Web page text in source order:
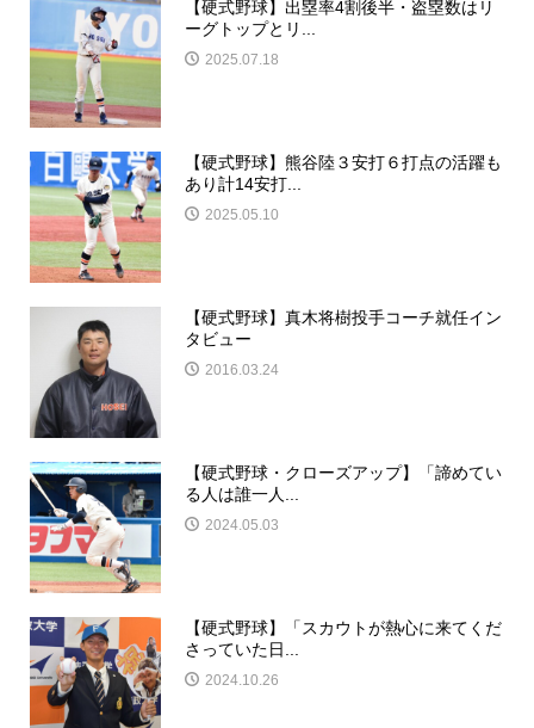
【硬式野球】出塁率4割後半・盗塁数はリ
ーグトップとリ...
2025.07.18
【硬式野球】熊谷陸３安打６打点の活躍も
あり計14安打...
2025.05.10
【硬式野球】真木将樹投手コーチ就任イン
タビュー
2016.03.24
【硬式野球・クローズアップ】「諦めてい
る人は誰一人...
2024.05.03
【硬式野球】「スカウトが熱心に来てくだ
さっていた日...
2024.10.26